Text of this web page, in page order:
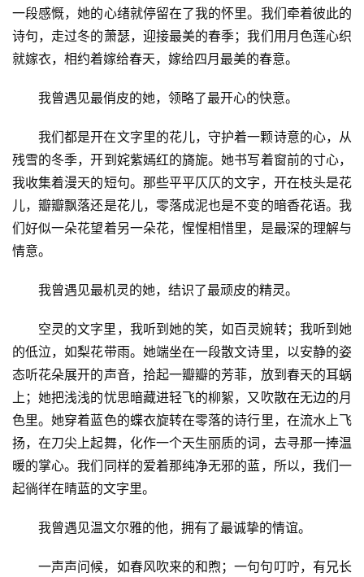
一段感慨，她的心绪就停留在了我的怀里。我们牵着彼此的
诗句，走过冬的萧瑟，迎接最美的春季；我们用月色莲心织
就嫁衣，相约着嫁给春天，嫁给四月最美的春意。
我曾遇见最俏皮的她，领略了最开心的快意。
我们都是开在文字里的花儿，守护着一颗诗意的心，从
残雪的冬季，开到姹紫嫣红的旖旎。她书写着窗前的寸心，
我收集着漫天的短句。那些平平仄仄的文字，开在枝头是花
儿，瓣瓣飘落还是花儿，零落成泥也是不变的暗香花语。我
们好似一朵花望着另一朵花，惺惺相惜里，是最深的理解与
情意。
我曾遇见最机灵的她，结识了最顽皮的精灵。
空灵的文字里，我听到她的笑，如百灵婉转；我听到她
的低泣，如梨花带雨。她端坐在一段散文诗里，以安静的姿
态听花朵展开的声音，拾起一瓣瓣的芳菲，放到春天的耳蜗
上；她把浅浅的忧思暗藏进轻飞的柳絮，又吹散在无边的月
色里。她穿着蓝色的蝶衣旋转在零落的诗行里，在流水上飞
扬，在刀尖上起舞，化作一个天生丽质的词，去寻那一捧温
暖的掌心。我们同样的爱着那纯净无邪的蓝，所以，我们一
起徜徉在晴蓝的文字里。
我曾遇见温文尔雅的他，拥有了最诚挚的情谊。
一声声问候，如春风吹来的和煦；一句句叮咛，有兄长